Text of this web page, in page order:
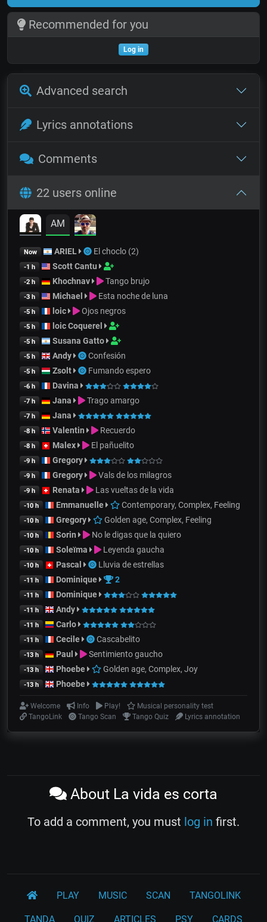
Recommended for you
Log in
Advanced search
Lyrics annotations
Comments
22 users online
AM
Now ARIEL El choclo (2)
-1 h Scott Cantu
-2 h Khochnav Tango brujo
-3 h Michael Esta noche de luna
-5 h loic Ojos negros
-5 h loic Coquerel
-5 h Susana Gatto
-5 h Andy Confesión
-5 h Zsolt Fumando espero
-6 h Davina
-7 h Jana Trago amargo
-7 h Jana
-8 h Valentin Recuerdo
-8 h Malex El pañuelito
-9 h Gregory
-9 h Gregory Vals de los milagros
-9 h Renata Las vueltas de la vida
-10 h Emmanuelle Contemporary, Complex, Feeling
-10 h Gregory Golden age, Complex, Feeling
-10 h Sorin No le digas que la quiero
-10 h Soleïma Leyenda gaucha
-10 h Pascal Lluvia de estrellas
-11 h Dominique 2
-11 h Dominique
-11 h Andy
-11 h Carlo
-11 h Cecile Cascabelito
-13 h Paul Sentimiento gaucho
-13 h Phoebe Golden age, Complex, Joy
-13 h Phoebe
Welcome Info Play!
Musical personality test
TangoLink
Tango Scan Tango Quiz Lyrics annotation
About La vida es corta
To add a comment, you must log in first.
PLAY MUSIC SCAN TANGOLINK
TANDA QUIZ ARTICLES PSY CARDS